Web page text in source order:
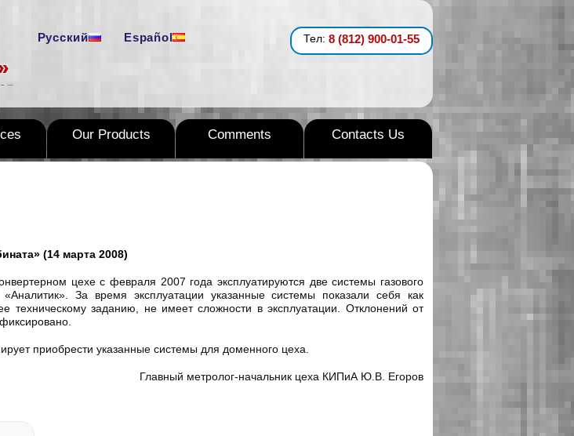
Русский Español Тел: 8 (812) 900-01-55
Our Products Comments Contacts Us
(14 марта 2008)
цехе с февраля 2007 года эксплуатируются две системы газового
За время эксплуатации указанные системы показали себя как
техническому заданию, не имеет сложности в эксплуатации. Отклонений от
приобрести указанные системы для доменного цеха.
Главный метролог-начальник цеха КИПиА Ю.В. Егоров